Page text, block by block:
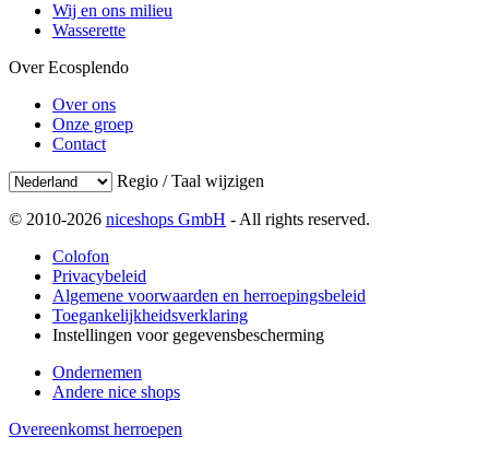
Wij en ons milieu
Wasserette
Over Ecosplendo
Over ons
Onze groep
Contact
Regio / Taal wijzigen
© 2010-2026 niceshops GmbH - All rights reserved.
Colofon
Privacybeleid
Algemene voorwaarden en herroepingsbeleid
Toegankelijkheidsverklaring
Instellingen voor gegevensbescherming
Ondernemen
Andere nice shops
Overeenkomst herroepen